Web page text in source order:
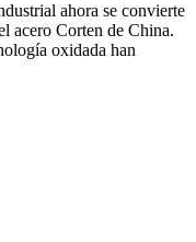
ahora se convierte
acero Corten de China.
oxidada han